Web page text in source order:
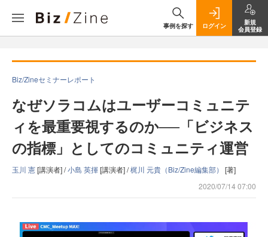
事例を探す ログイン
新規
会員登録
Biz/Zineセミナーレポート
なぜソラコムはユーザーコミュニテ
ィを最重要視するのか──「ビジネス
の指標」としてのコミュニティ運営
玉川 憲[講演者] /小島 英揮[講演者] /梶川 元貴（Biz/Zine編集部） [著]
2020/07/14 07:00